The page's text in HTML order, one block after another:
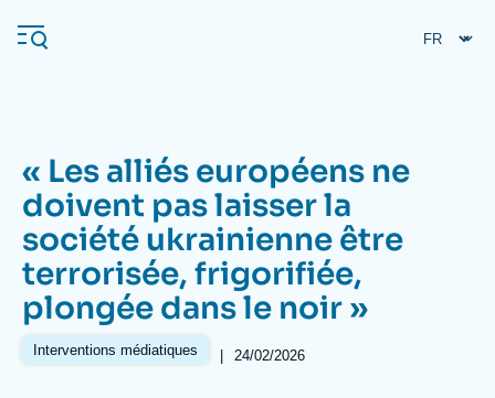
au
contenu
Navigation
principale
L'Ifri
Analyses
À propos de l'Ifri Recherches fréquentes
« Les alliés européens ne
doivent pas laisser la
société ukrainienne être
terrorisée, frigorifiée,
plongée dans le noir »
Interventions médiatiques | 24/02/2026